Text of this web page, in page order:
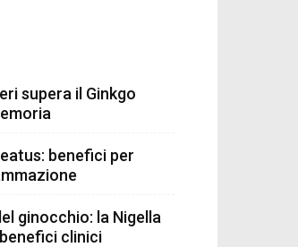
supera il Ginkgo
benefici per
ginocchio: la Nigella
clinici